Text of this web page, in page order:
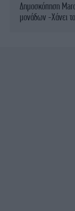
Δημοσκόπηση
μονάδων -Χάνει